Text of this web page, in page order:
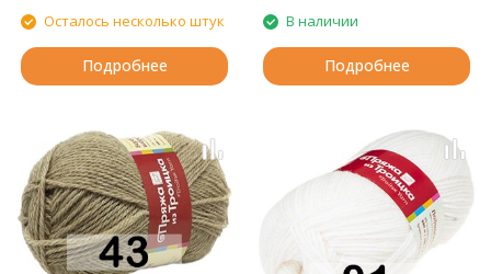
Осталось несколько штук
Подробнее
В наличии
Подробнее